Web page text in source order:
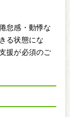
怠感・動悸な
る状態にな
援が必須のご